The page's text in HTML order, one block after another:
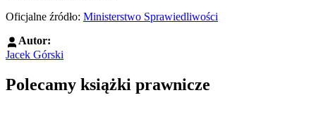
Oficjalne źródło: Ministerstwo Sprawiedliwości
Autor:
Jacek Górski
Polecamy książki prawnicze